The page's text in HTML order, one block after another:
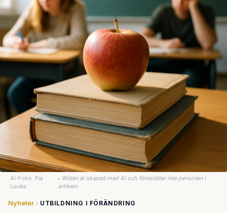
AI-Foto: Pia
Luuka
• Bilden är skapad med AI och föreställer inte personen i
artikeln.
Nyheter UTBILDNING I FÖRÄNDRING